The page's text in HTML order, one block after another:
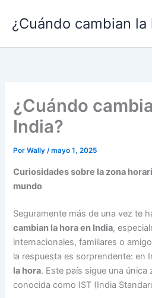
contenido
¿Cuándo cambian la
¿Cuándo
India?
PorWally/mayo 1, 2025
Curiosidades sobre la zona
mundo
Seguramente más de una vez te
cambian la hora en India,
internacionales, familiares o
la respuesta es sorprendente: en
la hora. Este país sigue una
conocida como IST (India